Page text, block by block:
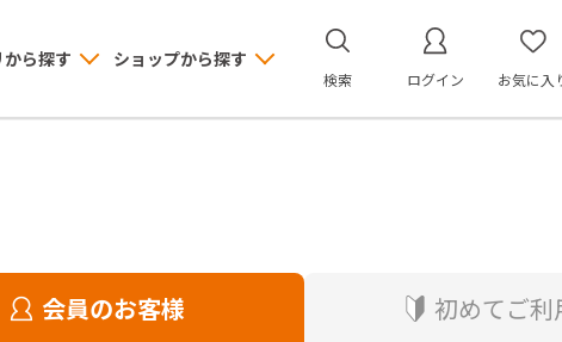
ら探す ショップから探す
検索 ログイン お気に入
会員のお客様 初めてご利